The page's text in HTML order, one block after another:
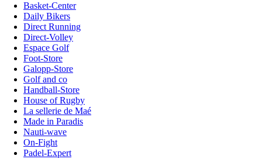
Basket-Center
Daily Bikers
Direct Running
Direct-Volley
Espace Golf
Foot-Store
Galopp-Store
Golf and co
Handball-Store
House of Rugby
La sellerie de Maé
Made in Paradis
Nauti-wave
On-Fight
Padel-Expert